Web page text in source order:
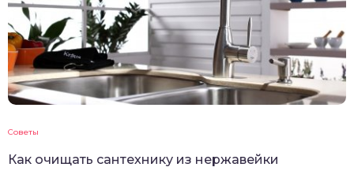
Советы
Как очищать сантехнику из нержавейки